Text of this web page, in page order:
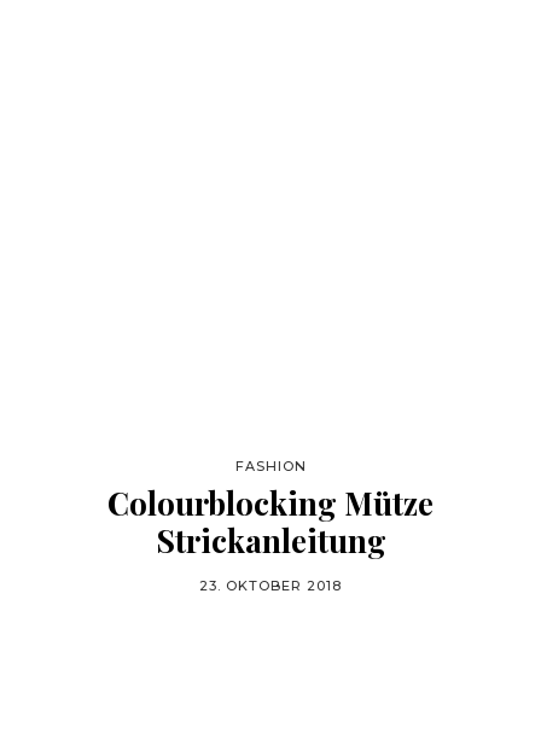
FASHION
Colourblocking Mütze
Strickanleitung
23. OKTOBER 2018